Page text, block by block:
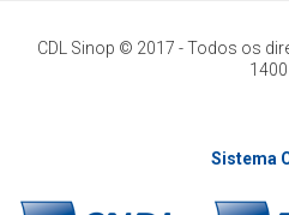
CDL Sinop © 2017 - Todos os
1400
Sistema